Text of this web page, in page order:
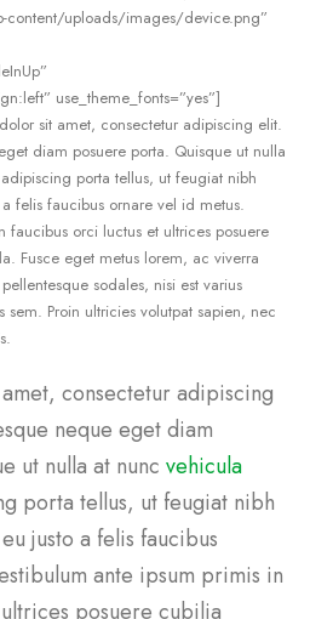
content/uploads/images/device.png”
use_theme_fonts=”yes”]
sit amet, consectetur adipiscing elit.
diam posuere porta. Quisque ut nulla
porta tellus, ut feugiat nibh
felis faucibus ornare vel id metus.
faucibus orci luctus et ultrices posuere
Fusce eget metus lorem, ac viverra
sodales, nisi est varius
Proin ultricies volutpat sapien, nec
consectetur adipiscing
neque eget diam
ut nulla at nunc vehicula
porta tellus, ut feugiat nibh
justo a felis faucibus
ante ipsum primis in
posuere cubilia